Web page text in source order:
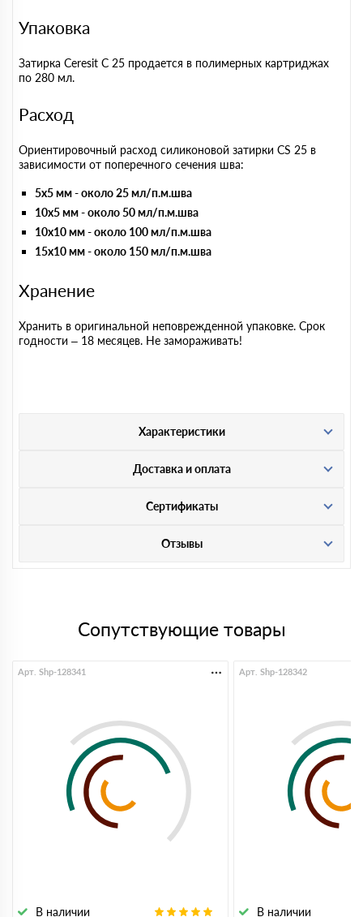
Упаковка
Затирка Ceresit C 25 продается в полимерных картриджах
по 280 мл.
Расход
Ориентировочный расход силиконовой затирки CS 25 в
зависимости от поперечного сечения шва:
5х5 мм - около 25 мл/п.м.шва
10х5 мм - около 50 мл/п.м.шва
10х10 мм - около 100 мл/п.м.шва
15х10 мм - около 150 мл/п.м.шва
Хранение
Хранить в оригинальной неповрежденной упаковке. Срок
годности – 18 месяцев. Не замораживать!
Характеристики
Доставка и оплата
Сертификаты
Отзывы
Сопутствующие товары
В наличии
Арт. Shp-128341
В наличии
Арт. Shp-128342